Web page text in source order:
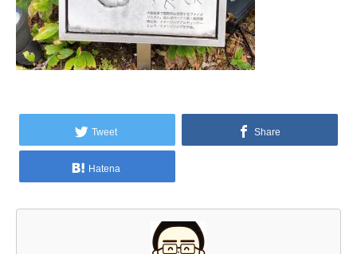
Tweet Share
Hatena